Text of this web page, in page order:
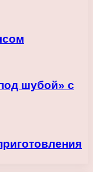
шубой» с